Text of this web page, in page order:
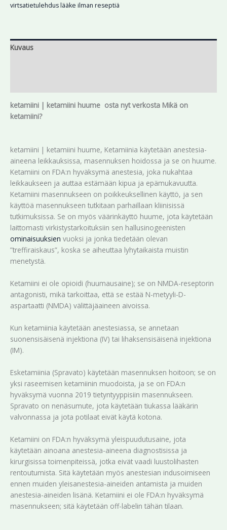
virtsatietulehdus lääke ilman reseptiä
Kuvaus
ketamiini | ketamiini huume osta nyt verkosta Mikä on
ketamiini?
ketamiini | ketamiini huume, Ketamiinia käytetään anestesia-
aineena leikkauksissa, masennuksen hoidossa ja se on huume.
Ketamiini on FDA:n hyväksymä anestesia, joka nukahtaa
leikkaukseen ja auttaa estämään kipua ja epämukavuutta.
Ketamiini masennukseen on poikkeuksellinen käyttö, ja sen
käyttöä masennukseen tutkitaan parhaillaan kliinisissä
tutkimuksissa. Se on myös väärinkäyttö huume, jota käytetään
laittomasti virkistystarkoituksiin sen hallusinogeenisten
ominaisuuksien vuoksi ja jonka tiedetään olevan
”treffiraiskaus”, koska se aiheuttaa lyhytaikaista muistin
menetystä.
Ketamiini ei ole opioidi (huumausaine); se on NMDA-reseptorin
antagonisti, mikä tarkoittaa, että se estää N-metyyli-D-
aspartaatti (NMDA) välittäjäaineen aivoissa.
Kun ketamiinia käytetään anestesiassa, se annetaan
suonensisäisenä injektiona (IV) tai lihaksensisäisenä injektiona
(IM).
Esketamiinia (Spravato) käytetään masennuksen hoitoon; se on
yksi raseemisen ketamiinin muodoista, ja se on FDA:n
hyväksymä vuonna 2019 tietyntyyppisiin masennukseen.
Spravato on nenäsumute, jota käytetään tiukassa lääkärin
valvonnassa ja jota potilaat eivät käytä kotona.
Ketamiini on FDA:n hyväksymä yleispuudutusaine, jota
käytetään ainoana anestesia-aineena diagnostisissa ja
kirurgisissa toimenpiteissä, jotka eivät vaadi luustolihasten
rentoutumista. Sitä käytetään myös anestesian indusoimiseen
ennen muiden yleisanestesia-aineiden antamista ja muiden
anestesia-aineiden lisänä. Ketamiini ei ole FDA:n hyväksymä
masennukseen; sitä käytetään off-labelin tähän tilaan.